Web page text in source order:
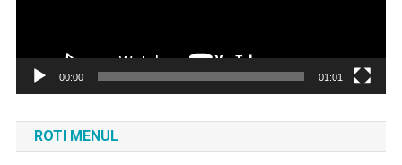
00:00 01:01
ROTI MENUL